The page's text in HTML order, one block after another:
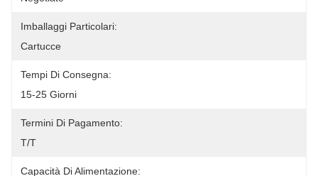
Imballaggi Particolari:
Cartucce
Tempi Di Consegna:
15-25 Giorni
Termini Di Pagamento:
T/T
Capacità Di Alimentazione: